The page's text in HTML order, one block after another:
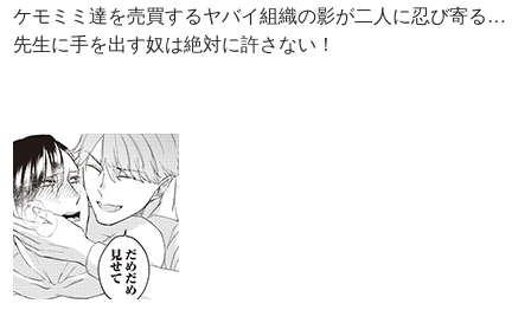
ケモミミ達を売買するヤバイ組織の影が二人に忍び寄る…
先生に手を出す奴は絶対に許さない！